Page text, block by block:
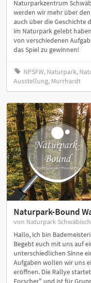
Naturparkzentrum
werden wir mehr über
auch über die Geschichte
im Naturpark gelebt
von verschiedenen
das Spiel zu gewinnen!
NPSFW, Naturpark,
Ausstellung, Murrhardt
Naturpark-Bound
von Naturpark
Hallo, ich bin
Begebt euch mit uns auf
unterschiedlichen Sinne
Aufgaben wollen wir uns
eröffnen. Die Rallye
Forscher" und ist für